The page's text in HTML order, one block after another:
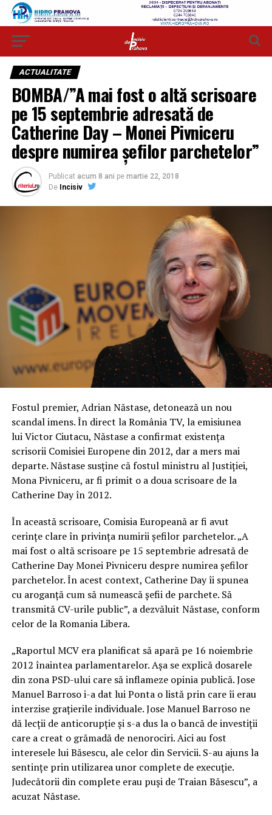
ACTUALITATE
BOMBA/”A mai fost o altă scrisoare
pe 15 septembrie adresată de
Catherine Day – Monei Pivniceru
despre numirea şefilor parchetelor”
Publicat acum 8 ani pe martie 22, 2018
De Incisiv
Fostul premier, Adrian Năstase, detonează un nou
scandal imens. În direct la România TV, la emisiunea
lui Victor Ciutacu, Năstase a confirmat existenţa
scrisorii Comisiei Europene din 2012, dar a mers mai
departe. Năstase susţine că fostul ministru al Justiţiei,
Mona Pivniceru, ar fi primit o a doua scrisoare de la
Catherine Day în 2012.
În această scrisoare, Comisia Europeană ar fi avut
cerinţe clare în privinţa numirii şefilor parchetelor. „A
mai fost o altă scrisoare pe 15 septembrie adresată de
Catherine Day Monei Pivniceru despre numirea şefilor
parchetelor. În acest context, Catherine Day îi spunea
cu aroganţă cum să numească şefii de parchete. Să
transmită CV-urile public”, a dezvăluit Năstase, conform
celor de la Romania Libera.
„Raportul MCV era planificat să apară pe 16 noiembrie
2012 înaintea parlamentarelor. Aşa se explică dosarele
din zona PSD-ului care să inflameze opinia publică. Jose
Manuel Barroso i-a dat lui Ponta o listă prin care îi erau
interzise graţierile individuale. Jose Manuel Barroso ne
dă lecţii de anticorupţie şi s-a dus la o bancă de investiţii
care a creat o grămadă de nenorociri. Aici au fost
interesele lui Băsescu, ale celor din Servicii. S-au ajuns la
sentinţe prin utilizarea unor complete de execuţie.
Judecătorii din complete erau puşi de Traian Băsescu”, a
acuzat Năstase.